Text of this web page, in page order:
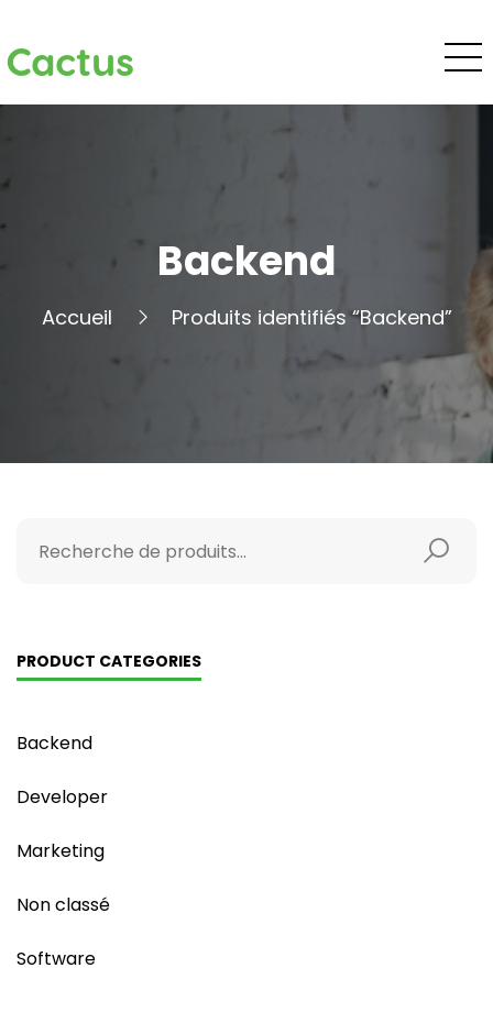
Cactus
Backend
Accueil Produits identifiés “Backend”
PRODUCT CATEGORIES
Backend
Developer
Marketing
Non classé
Software